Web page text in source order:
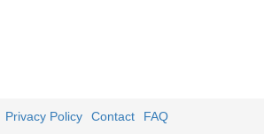
Privacy Policy Contact FAQ